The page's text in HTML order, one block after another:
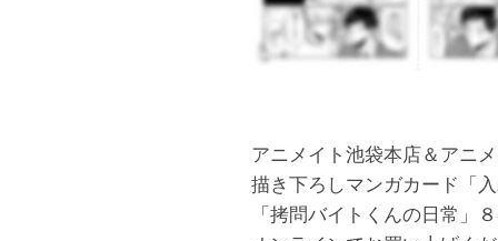
アニメイト池袋本店＆アニ
描き下ろしマンガカード「
「拷問バイトくんの日常」